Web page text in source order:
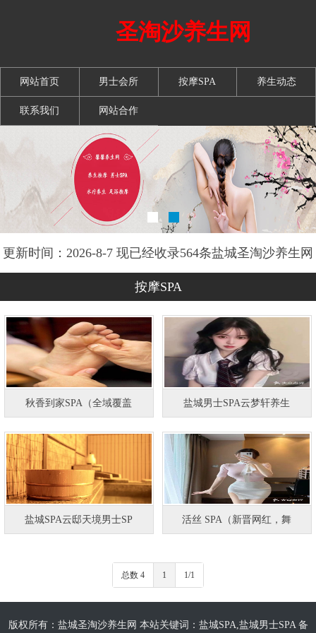
圣淘沙养生网
网站首页 男士会所 按摩SPA 养生动态
联系我们 网站合作
更新时间：2026-8-7 现已经收录564条盐城圣淘沙养生网
信息
按摩SPA
秋香到家SPA（全域覆盖 盐城男士SPA云梦轩养生
盐城SPA云邸天境男士SP 活丝 SPA（新晋网红，舞
总数 4 1 1/1
版权所有：盐城圣淘沙养生网 本站关键词：盐城SPA,盐城男士SPA 备